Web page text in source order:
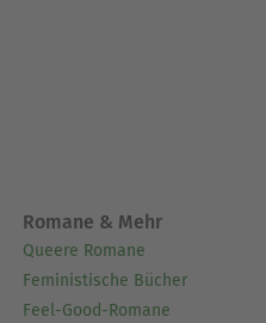
Romane & Mehr
Queere Romane
Feministische Bücher
Feel-Good-Romane